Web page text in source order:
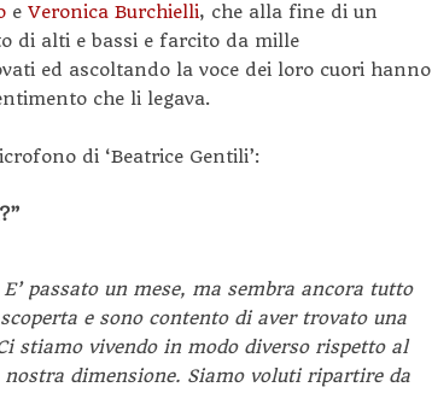
e Veronica Burchielli, che alla fine di un
di alti e bassi e farcito da mille
ed ascoltando la voce dei loro cuori hanno
che li legava.
di ‘Beatrice Gentili’:
passato un mese, ma sembra ancora tutto
e sono contento di aver trovato una
stiamo vivendo in modo diverso rispetto al
dimensione. Siamo voluti ripartire da